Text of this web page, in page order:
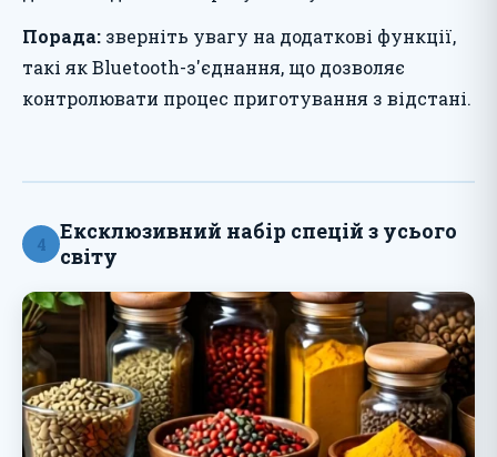
Порада: зверніть увагу на додаткові функції,
такі як Bluetooth-з'єднання, що дозволяє
контролювати процес приготування з відстані.
4
Ексклюзивний набір спецій з усього
світу